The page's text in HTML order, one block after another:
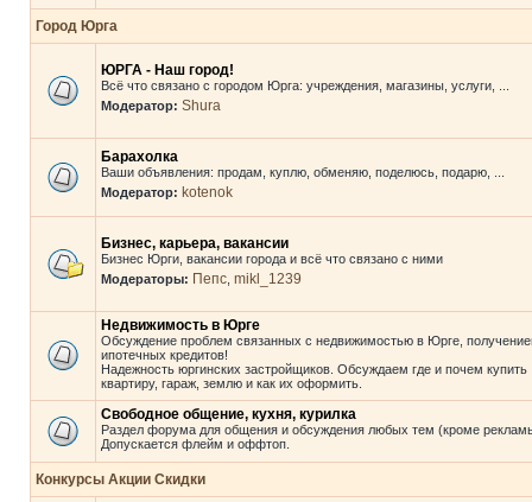
Город Юрга
ЮРГА - Наш город!
Всё что связано с городом Юрга: учреждения, магазины, услуги, ...
Модератор: Shura
Барахолка
Ваши объявления: продам, куплю, обменяю, поделюсь, подарю, ...
Модератор: kotenok
Бизнес, карьера, вакансии
Бизнес Юрги, вакансии города и всё что связано с ними
Модераторы: Пепс mikl_1239
Недвижимость в Юрге
Обсуждение проблем связанных с недвижимостью в Юрге,
ипотечных кредитов!
Надежность юргинских застройщиков. Обсуждаем где и почем купить
квартиру, гараж, землю и как их оформить.
Свободное общение, кухня, курилка
Раздел форума для общения и обсуждения любых тем (кроме
Допускается флейм и оффтоп.
Конкурсы Акции Скидки